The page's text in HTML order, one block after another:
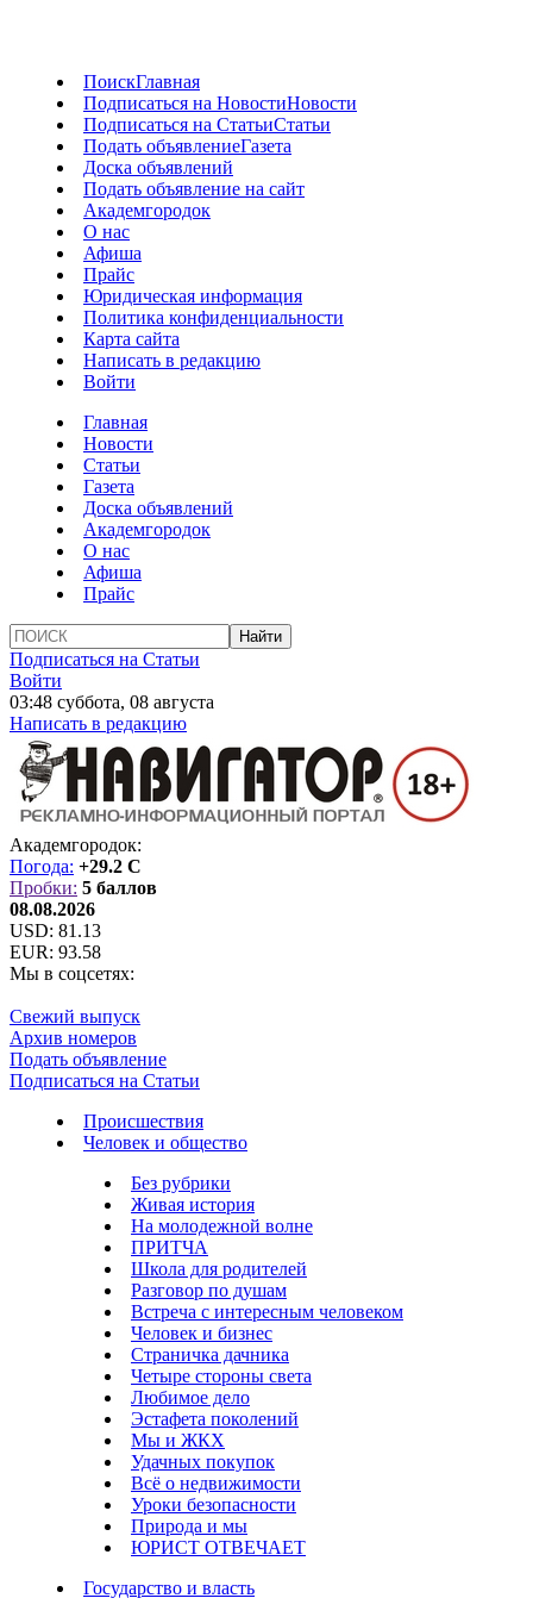
ПоискГлавная
Подписаться на НовостиНовости
Подписаться на СтатьиСтатьи
Подать объявлениеГазета
Доска объявлений
Подать объявление на сайт
Академгородок
О нас
Афиша
Прайс
Юридическая информация
Политика конфиденциальности
Карта сайта
Написать в редакцию
Войти
Главная
Новости
Статьи
Газета
Доска объявлений
Академгородок
О нас
Афиша
Прайс
Подписаться на Статьи
Войти
03:48 суббота, 08 августа
Написать в редакцию
Академгородок:
Погода: +29.2 C
Пробки: 5 баллов
08.08.2026
USD: 81.13
EUR: 93.58
Мы в соцсетях:
Свежий выпуск
Архив номеров
Подать объявление
Подписаться на Статьи
Происшествия
Человек и общество
Без рубрики
Живая история
На молодежной волне
ПРИТЧА
Школа для родителей
Разговор по душам
Встреча с интересным человеком
Человек и бизнес
Страничка дачника
Четыре стороны света
Любимое дело
Эстафета поколений
Мы и ЖКХ
Удачных покупок
Всё о недвижимости
Уроки безопасности
Природа и мы
ЮРИСТ ОТВЕЧАЕТ
Государство и власть